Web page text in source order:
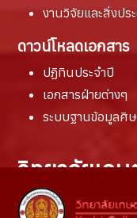
งานวิจัยและสิ่งป
ดาวน์โหลดเอกสาร
ปฏิทินประจำปี
เอกสารฝ่ายต่างๆ
ระบบฐานข้อมูลศิษ
วิทยาลัยเกษ
สถานที่ติดต่อ :